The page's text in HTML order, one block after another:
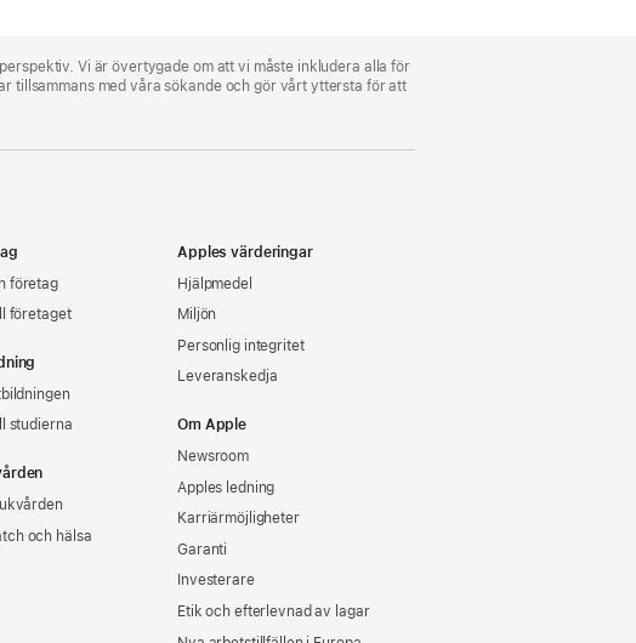
Vi är övertygade om att vi måste inkludera alla för
tillsammans med våra sökande och gör vårt yttersta för att
företag
företaget
studierna
och hälsa
Apples värderingar
Hjälpmedel
Miljön
Personlig integritet
Leveranskedja
Om Apple
Newsroom
Apples ledning
Karriärmöjligheter
Garanti
Investerare
Etik och efterlevnad av lagar